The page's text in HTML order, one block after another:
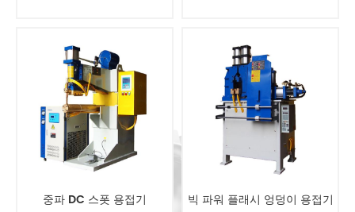
중파 DC 스폿 용접기 빅 파워 플래시 엉덩이 용접기